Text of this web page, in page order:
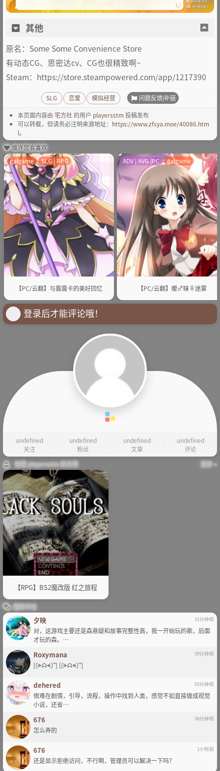
其他
原名：Some Some Convenience Store
有动态CG、思密达cv、CG也很精致啊~
Steam：https://store.steampowered.com/app/1217390
SLG 恋爱 模拟经营 问题反馈|补链
本页面内容由 宅方社 的用户 playersstm 投稿发布
可以转载，但请务必注明来源地址： https://www.zfsya.moe/40086.htm
l。
或许您会喜欢
【PC/云翻】与露露卡的美好回忆
galgame SLG | RPG
【PC/云翻】暧♂昧♀迷雾
ADV | AVG |PC galgame
登录后才能评论哦！
undefined
关注
undefined
粉丝
undefined
文章
undefined
评论
查看 playersstm 的文章
更多 »
【RPG】BS2魔改版 红之旅程
最新评论
夕映 31分钟前
对，这游戏主要还是森悬疑和故事完整性高，我一开始玩的歌，后面
才玩的森。…
Roxymana 39分钟前
[(ᗒᗣᗕ)՞] [(ᗒᗣᗕ)՞]
dehered 55分钟前
很难在剧情，引导，流程，操作中找到人类，感觉不如直接做成视觉
小说，还省…
676 58分钟前
怎么弄的
676 1小时前
还是显示拒绝访问，不行啊，管理员可以解决一下吗？